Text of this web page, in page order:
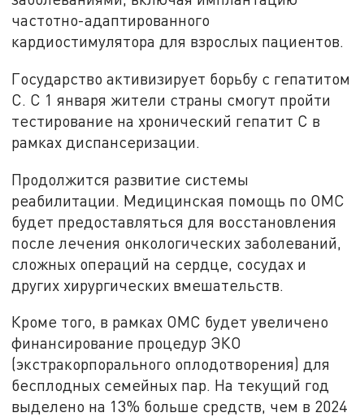
частотно-адаптированного
кардиостимулятора для взрослых пациентов.
Государство активизирует борьбу с гепатитом
С. С 1 января жители страны смогут пройти
тестирование на хронический гепатит С в
рамках диспансеризации.
Продолжится развитие системы
реабилитации. Медицинская помощь по ОМС
будет предоставляться для восстановления
после лечения онкологических заболеваний,
сложных операций на сердце, сосудах и
других хирургических вмешательств.
Кроме того, в рамках ОМС будет увеличено
финансирование процедур ЭКО
(экстракорпорального оплодотворения) для
бесплодных семейных пар. На текущий год
выделено на 13% больше средств, чем в 2024